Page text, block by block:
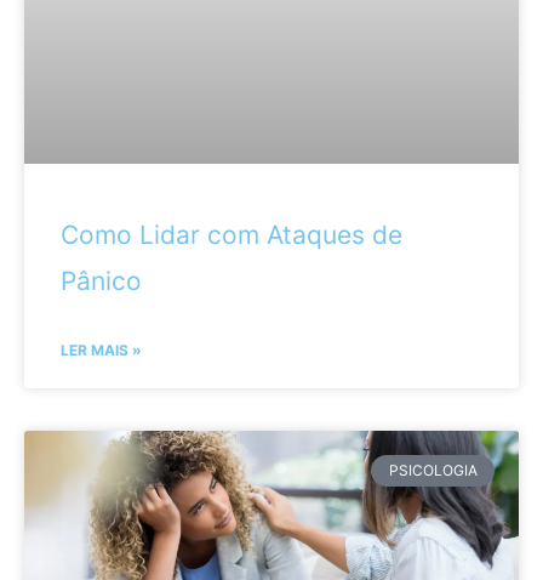
Como Lidar com Ataques de
Pânico
LER MAIS »
PSICOLOGIA